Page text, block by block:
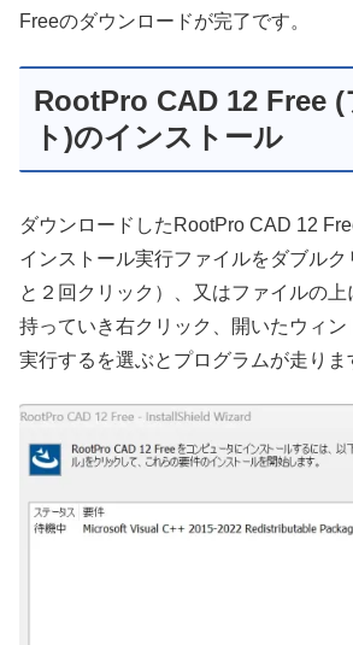
Freeのダウンロードが完了です。
RootPro CAD 12 Free (
ト)のインストール
ダウンロードしたRootPro CAD 12
インストール実行ファイルをダブル
と２回クリック）、又はファイルの
持っていき右クリック、開いたウィン
実行するを選ぶとプログラムが走りま